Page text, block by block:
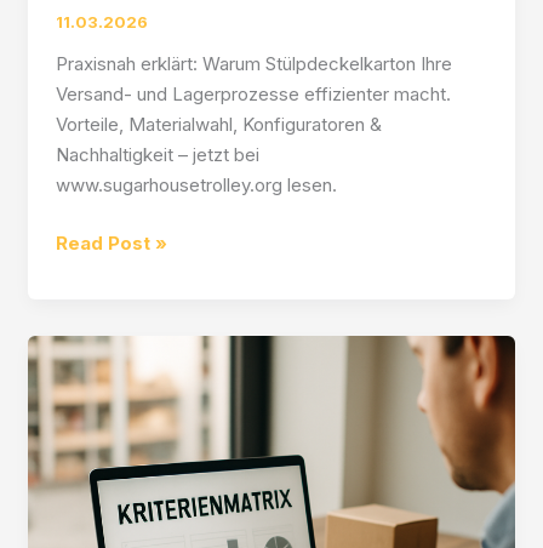
11.03.2026
Praxisnah erklärt: Warum Stülpdeckelkarton Ihre
Versand- und Lagerprozesse effizienter macht.
Vorteile, Materialwahl, Konfiguratoren &
Nachhaltigkeit – jetzt bei
www.sugarhousetrolley.org lesen.
Stülpdeckelkarton:
für
Versand
und
Lager
Read Post »